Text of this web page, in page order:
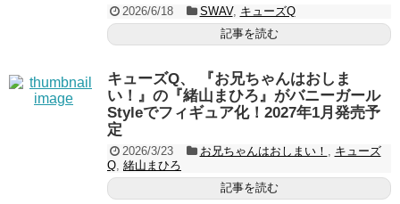
2026/6/18 SWAV, キューズQ
記事を読む
キューズQ、 『お兄ちゃんはおしま
い！』の『緒山まひろ』がバニーガール
Styleでフィギュア化！2027年1月発売予
定
2026/3/23 お兄ちゃんはおしまい！ , キューズ
Q, 緒山まひろ
記事を読む